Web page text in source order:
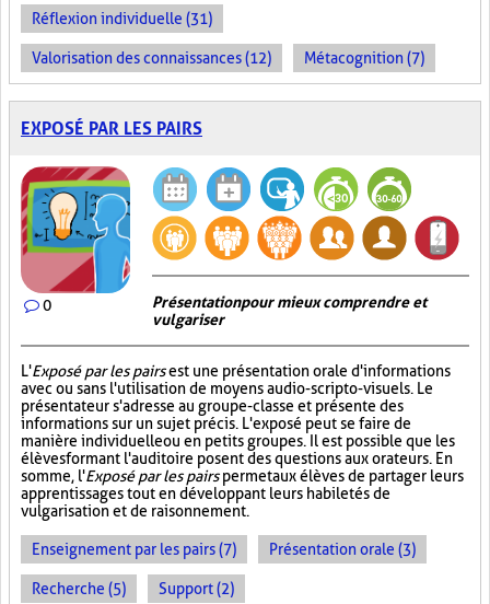
Réflexion individuelle (31)
Valorisation des connaissances (12) Métacognition (7)
EXPOSÉ PAR LES PAIRS
0
Présentation pour mieux comprendre et
vulgariser
L'Exposé par les pairsest une présentation orale d'informations
avec ou sans l'utilisation de moyens audio-scripto-visuels. Le
présentateur s'adresse au groupe-classe et présente des
informations sur un sujet précis. L'exposé peut se faire de
manière individuelle ou en petits groupes. Il est possible que les
élèves formant l'auditoire posent des questions aux orateurs. En
somme, l'Exposé par les pairspermet aux élèves de partager leurs
apprentissages tout en développant leurs habiletés de
vulgarisation et de raisonnement.
Enseignement par les pairs (7) Présentation orale (3)
Recherche (5) Support (2)